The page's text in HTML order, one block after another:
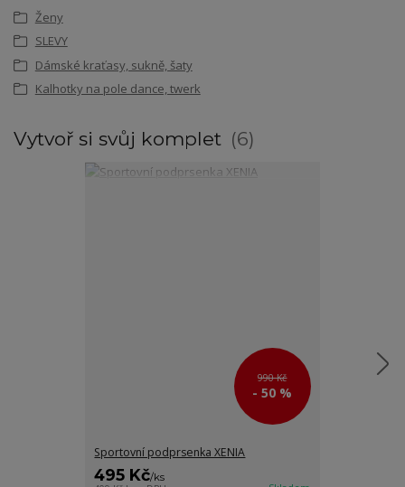
Ženy
SLEVY
Dámské kraťasy, sukně, šaty
Kalhotky na pole dance, twerk
Vytvoř si svůj komplet 6
990 Kč
- 50 %
Sportovní podprsenka XENIA
495 Kč/ks